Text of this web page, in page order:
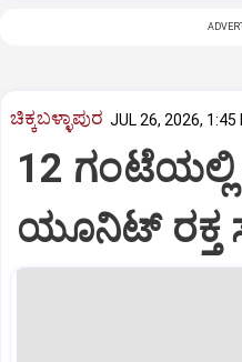
ಚಿಕ್ಕಬಳ್ಳಾಪುರ JUL 26, 2026, 1:45
12 ಗಂಟೆಯಲ್ಲಿ
ಯೂನಿಟ್‌ ರಕ್ತ